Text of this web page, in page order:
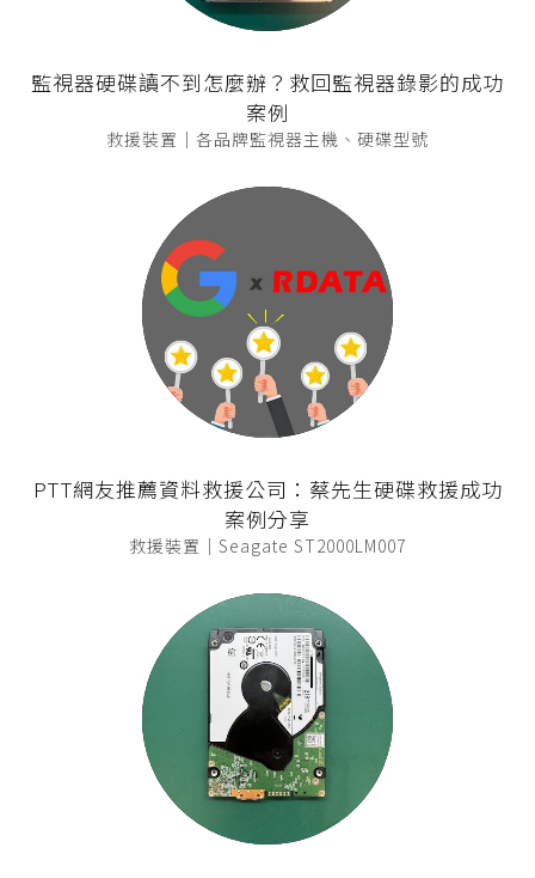
監視器硬碟讀不到怎麼辦？救回監視器錄影的成功
案例
救援裝置｜各品牌監視器主機、硬碟型號
PTT網友推薦資料救援公司：蔡先生硬碟救援成功
案例分享
救援裝置｜Seagate ST2000LM007